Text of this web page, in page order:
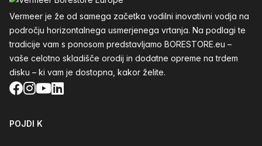
Vermeer je že od samega začetka vodilni inovativni vodja na
področju horizontalnega usmerjenega vrtanja. Na podlagi te
tradicije vam s ponosom predstavljamo BORESTORE.eu –
vaše celotno skladišče orodij in dodatne opreme na trdem
disku – ki vam je dostopna, kakor želite.
Facebook
Instagram
YouTube
LinkedIn
POJDI K